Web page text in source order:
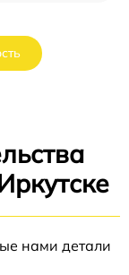
нами детали